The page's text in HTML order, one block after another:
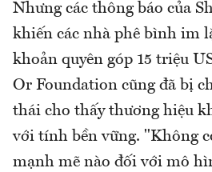
Nhưng các thông báo của
khiến các nhà phê bình im
khoản quyên góp 15 triệu
Or Foundation cũng đã bị
thái cho thấy thương hiệu
với tính bền vững. "Không
mạnh mẽ nào đối với mô